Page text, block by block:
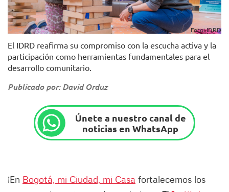
Foto: IDRD
El IDRD reafirma su compromiso con la escucha activa y la
participación como herramientas fundamentales para el
desarrollo comunitario.
Publicado por: David Orduz
Únete a nuestro canal de
noticias en WhatsApp
¡En Bogotá, mi Ciudad, mi Casa fortalecemos los